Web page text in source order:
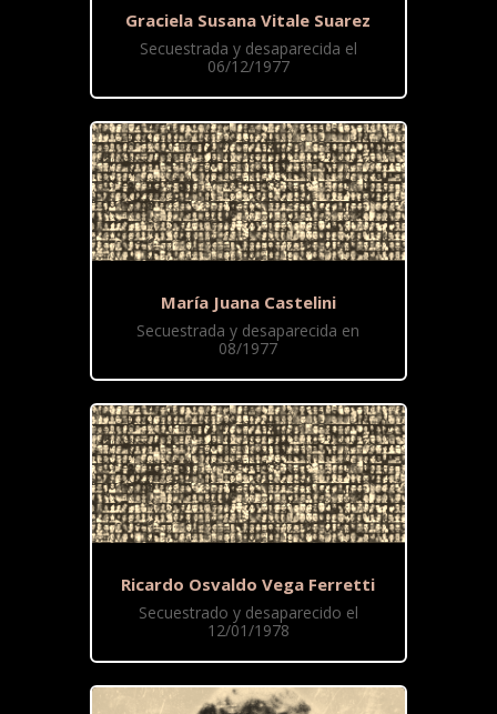
Graciela Susana Vitale Suarez
Secuestrada y desaparecida el
06/12/1977
María Juana Castelini
Secuestrada y desaparecida en
08/1977
Ricardo Osvaldo Vega Ferretti
Secuestrado y desaparecido el
12/01/1978